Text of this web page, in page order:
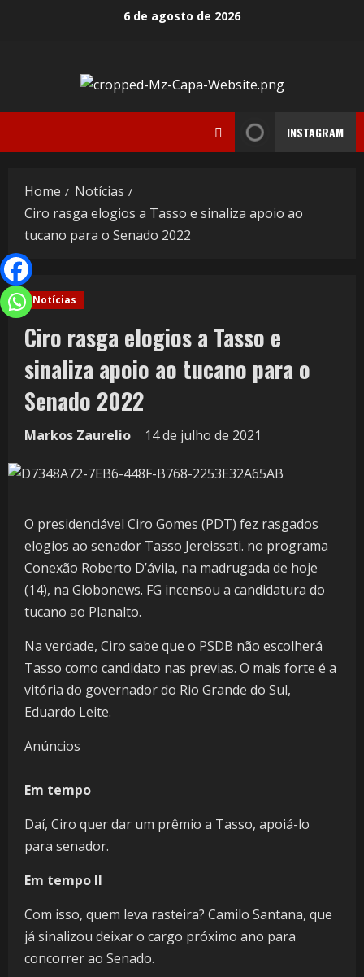
6 de agosto de 2026
INSTAGRAM
Home
Notícias
Ciro rasga elogios a Tasso e sinaliza apoio ao
tucano para o Senado 2022
Notícias
Ciro rasga elogios a Tasso e
sinaliza apoio ao tucano para o
Senado 2022
Markos Zaurelio 14 de julho de 2021
O presidenciável Ciro Gomes (PDT) fez rasgados
elogios ao senador Tasso Jereissati. no programa
Conexão Roberto D’ávila, na madrugada de hoje
(14), na Globonews. FG incensou a candidatura do
tucano ao Planalto.
Na verdade, Ciro sabe que o PSDB não escolherá
Tasso como candidato nas previas. O mais forte é a
vitória do governador do Rio Grande do Sul,
Eduardo Leite.
Anúncios
Em tempo
Daí, Ciro quer dar um prêmio a Tasso, apoiá-lo
para senador.
Em tempo II
Com isso, quem leva rasteira? Camilo Santana, que
já sinalizou deixar o cargo próximo ano para
concorrer ao Senado.